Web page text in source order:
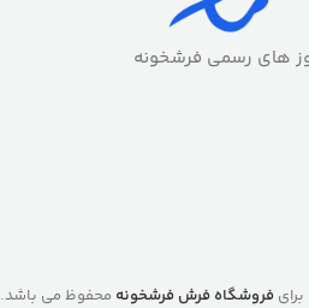
های رسمی فرشخونه
فروشگاه فرش فرشخونه محفوظ می باشد.